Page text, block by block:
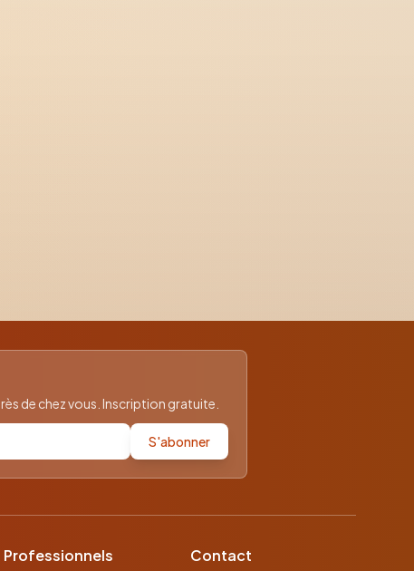
de chez vous. Inscription gratuite.
S'abonner
Professionnels Contact